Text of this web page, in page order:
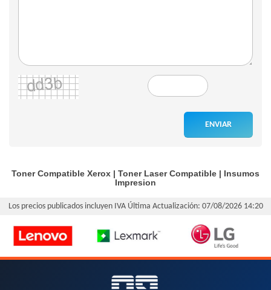
ENVIAR
Toner Compatible Xerox | Toner Laser Compatible | Insumos
Impresion
Los precios publicados incluyen IVA Última Actualización: 07/08/2026 14:20